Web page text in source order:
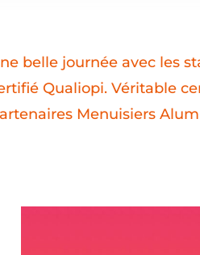
belle journée avec les
Qualiopi. Véritable
Menuisiers